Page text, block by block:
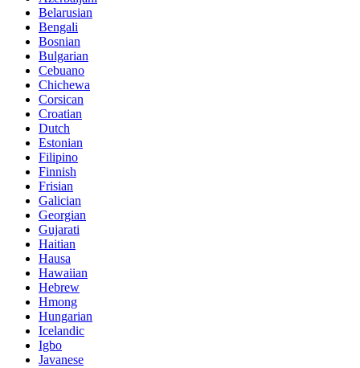
Belarusian
Bengali
Bosnian
Bulgarian
Cebuano
Chichewa
Corsican
Croatian
Dutch
Estonian
Filipino
Finnish
Frisian
Galician
Georgian
Gujarati
Haitian
Hausa
Hawaiian
Hebrew
Hmong
Hungarian
Icelandic
Igbo
Javanese